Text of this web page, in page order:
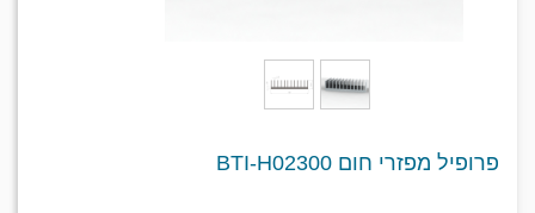
פרופיל מפזרי חום BTI-H02300